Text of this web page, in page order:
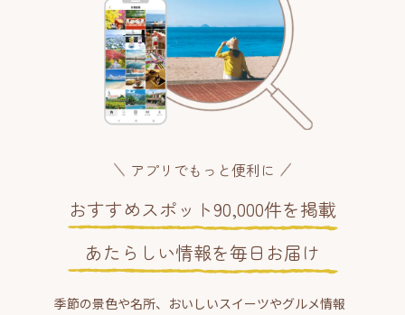
アプリでもっと便利に
おすすめスポット90,000件を掲載
あたらしい情報を毎日お届け
季節の景色や名所、おいしいスイーツやグルメ情報